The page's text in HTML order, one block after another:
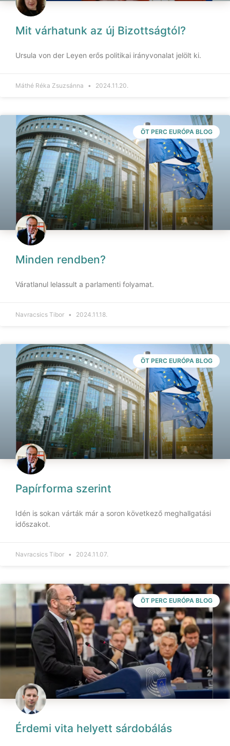
Mit várhatunk az új Bizottságtól?
Ursula von der Leyen erős politikai irányvonalat jelölt ki.
Máthé Réka Zsuzsánna 2024.11.20.
ÖT PERC EURÓPA BLOG
Minden rendben?
Váratlanul lelassult a parlamenti folyamat.
Navracsics Tibor 2024.11.18.
ÖT PERC EURÓPA BLOG
Papírforma szerint
Idén is sokan várták már a soron következő meghallgatási
időszakot.
Navracsics Tibor 2024.11.07.
ÖT PERC EURÓPA BLOG
Érdemi vita helyett sárdobálás